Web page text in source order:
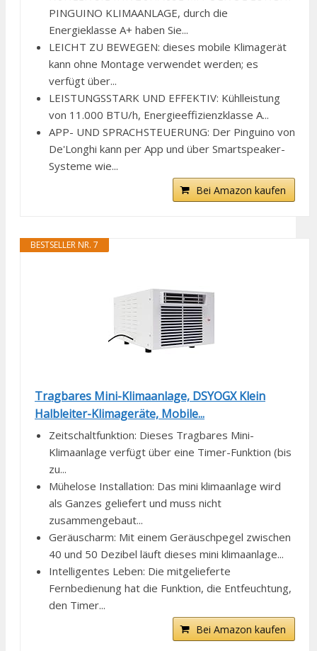
PINGUINO KLIMAANLAGE, durch die
Energieklasse A+ haben Sie...
LEICHT ZU BEWEGEN: dieses mobile Klimagerät
kann ohne Montage verwendet werden; es
verfügt über...
LEISTUNGSSTARK UND EFFEKTIV: Kühlleistung
von 11.000 BTU/h, Energieeffizienzklasse A...
APP- UND SPRACHSTEUERUNG: Der Pinguino von
De'Longhi kann per App und über Smartspeaker-
Systeme wie...
Bei Amazon kaufen
BESTSELLER NR. 7
Tragbares Mini-Klimaanlage, DSYOGX Klein
Halbleiter-Klimageräte, Mobile...
Zeitschaltfunktion: Dieses Tragbares Mini-
Klimaanlage verfügt über eine Timer-Funktion (bis
zu...
Mühelose Installation: Das mini klimaanlage wird
als Ganzes geliefert und muss nicht
zusammengebaut...
Geräuscharm: Mit einem Geräuschpegel zwischen
40 und 50 Dezibel läuft dieses mini klimaanlage...
Intelligentes Leben: Die mitgelieferte
Fernbedienung hat die Funktion, die Entfeuchtung,
den Timer...
Bei Amazon kaufen